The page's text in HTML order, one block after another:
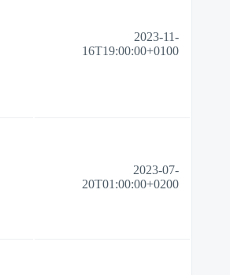
2023-11-
16T19:00:00+0100
2023-07-
20T01:00:00+0200